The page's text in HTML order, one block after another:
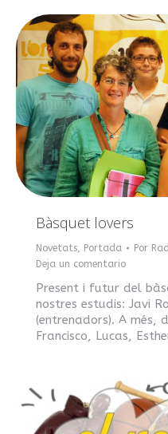
Bàsquet lovers
Novetats Portada Por
Deja un comentario
Present i futur del
nostres estudis: Javi
(entrenadors). A més,
Francisco, Lucas,